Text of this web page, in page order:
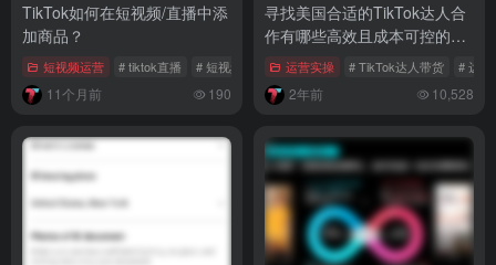
TikTok如何在短视频/直播中添
加商品？
短视频运营 # tiktok直播 # 短视频
11个月前 190
寻找美国合适的TikTok达人合
作有哪些高效且成本可控的方
法？运营实操 # TikTok达人带货 # 达人
2年前 10,528